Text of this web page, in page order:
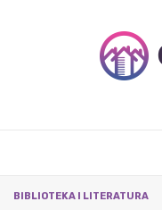
BIBLIOTEKA I LITERATURA